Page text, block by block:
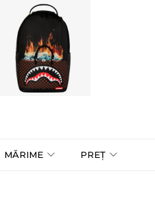
MĂRIME PREȚ